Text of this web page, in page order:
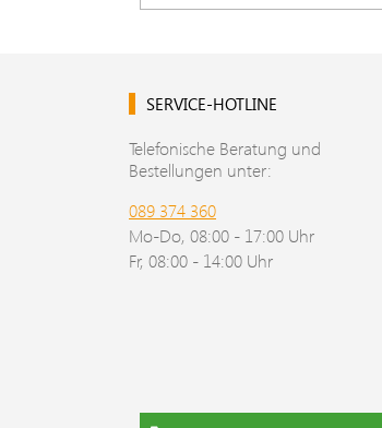
SERVICE-HOTLINE
Telefonische Beratung und
Bestellungen unter:
089 374 360
Mo-Do, 08:00 - 17:00 Uhr
Fr, 08:00 - 14:00 Uhr